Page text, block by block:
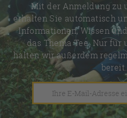
Mit der Anmeldung zu
erhalten Sie automatisch
Informationen, Wissen
das Thema Tee. Nur für
halten wir außerdem
bereit.